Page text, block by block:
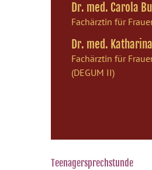
Dr. med. Carola
Fachärztin für
Dr. med.
Fachärztin für
(DEGUM II)
Teenagersprechstunde